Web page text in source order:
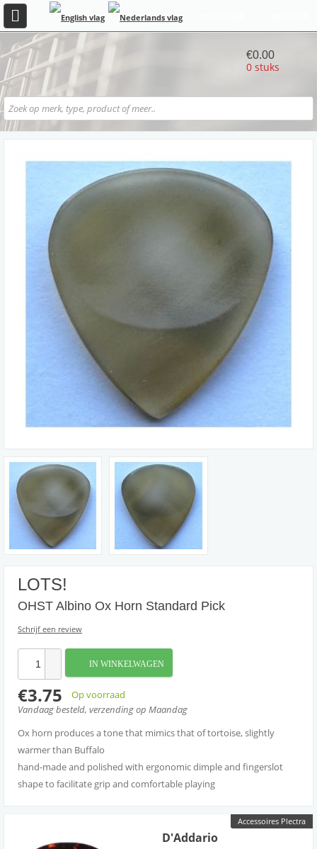
€0.00
0 stuks
LOTS!
OHST Albino Ox Horn Standard Pick
Schrijf een review
IN WINKELWAGEN
€3.75
Op voorraad
Vandaag besteld, verzending op Maandag
Ox horn produces a tone that mimics that of tortoise, slightly
warmer than Buffalo
hand-made and polished with ergonomic dimple and fingerslot
shape to facilitate grip and comfortable playing
Accessoires Plectra
D'Addario